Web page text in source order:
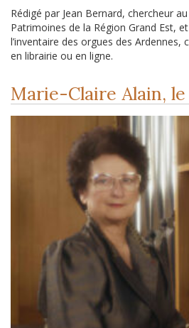
Rédigé par Jean Bernard, chercheur
Patrimoines de la Région Grand Est,
l’inventaire des orgues des Ardennes,
en librairie ou en ligne.
Marie-Claire Alain,